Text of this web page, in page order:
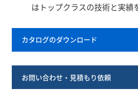
はトップクラスの技術と実績
カタログのダウンロード
お問い合わせ・見積もり依頼